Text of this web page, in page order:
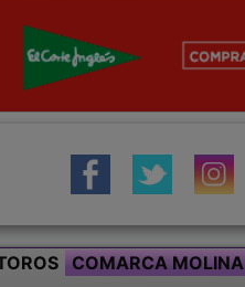
COMARCA MOLINA